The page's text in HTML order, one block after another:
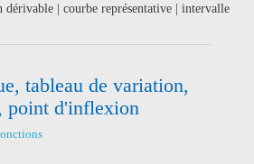
| courbe représentative | intervalle
tableau de variation,
point d'inflexion